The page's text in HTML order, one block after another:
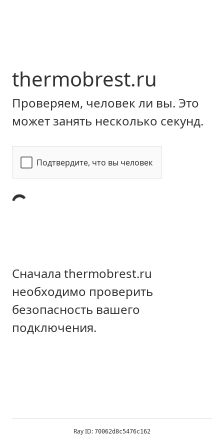
thermobrest.ru
Проверяем, человек ли вы. Это
может занять несколько секунд.
Подтвердите, что вы человек
Сначала thermobrest.ru
необходимо проверить
безопасность вашего
подключения.
Ray ID: 70062d8c5476c162